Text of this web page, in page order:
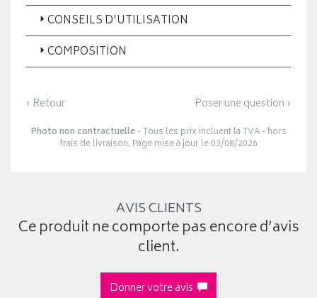
CONSEILS D'UTILISATION
COMPOSITION
‹ Retour Poser une question ›
Photo non contractuelle- Tous les prix incluent la TVA - hors
frais de livraison. Page mise à jour le 03/08/2026
AVIS CLIENTS
Ce produit ne comporte pas encore d’avis
client.
Donner votre avis